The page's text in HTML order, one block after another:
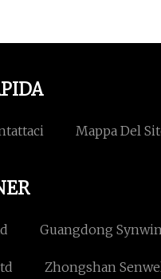
Mappa Del
Guangdong
Zhongshan